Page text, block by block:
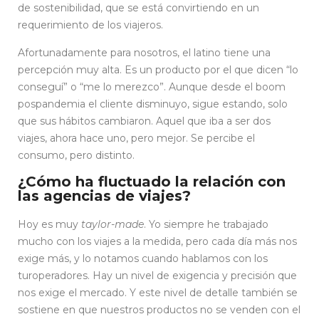
de sostenibilidad, que se está convirtiendo en un
requerimiento de los viajeros.
Afortunadamente para nosotros, el latino tiene una
percepción muy alta. Es un producto por el que dicen “lo
conseguí” o “me lo merezco”. Aunque desde el boom
pospandemia el cliente disminuyo, sigue estando, solo
que sus hábitos cambiaron. Aquel que iba a ser dos
viajes, ahora hace uno, pero mejor. Se percibe el
consumo, pero distinto.
¿Cómo ha fluctuado la relación con
las agencias de viajes?
Hoy es muy taylor-made. Yo siempre he trabajado
mucho con los viajes a la medida, pero cada día más nos
exige más, y lo notamos cuando hablamos con los
turoperadores. Hay un nivel de exigencia y precisión que
nos exige el mercado. Y este nivel de detalle también se
sostiene en que nuestros productos no se venden con el